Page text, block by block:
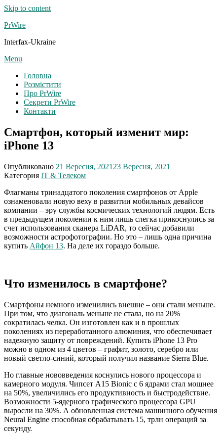
Skip to content
PrWire
Interfax-Ukraine
Menu
Головна
Розмістити
Про PrWire
Секрети PrWire
Контакти
Смартфон, который изменит мир:
iPhone 13
Опубликовано 21 Вересня, 2021 23 Вересня, 2021
Категория IT & Телеком
Флагманы тринадцатого поколения смартфонов от Apple
ознаменовали новую веху в развитии мобильных девайсов
компании – эру службы космических технологий людям. Есть
в предыдущем поколении к ним лишь слегка прикоснулись за
счет использования сканера LiDAR, то сейчас добавили
возможности астрофотографии. Но это – лишь одна причина
купить Айфон 13. На деле их гораздо больше.
Что изменилось в смартфоне?
Смартфоны немного изменились внешне – они стали меньше.
При том, что диагональ меньше не стала, но на 20%
сократилась челка. Он изготовлен как и в прошлых
поколениях из переработанного алюминия, что обеспечивает
надежную защиту от повреждений. Купить iPhone 13 Pro
можно в одном из 4 цветов – графит, золото, серебро или
новый светло-синий, который получил название Sierra Blue.
Но главные нововведения коснулись нового процессора и
камерного модуля. Чипсет A15 Bionic с 6 ядрами стал мощнее
на 50%, увеличились его продуктивность и быстродействие.
Возможности 5-ядерного графического процессора GPU
выросли на 30%. А обновленная система машинного обучения
Neural Engine способная обрабатывать 15, трлн операций за
секунду.